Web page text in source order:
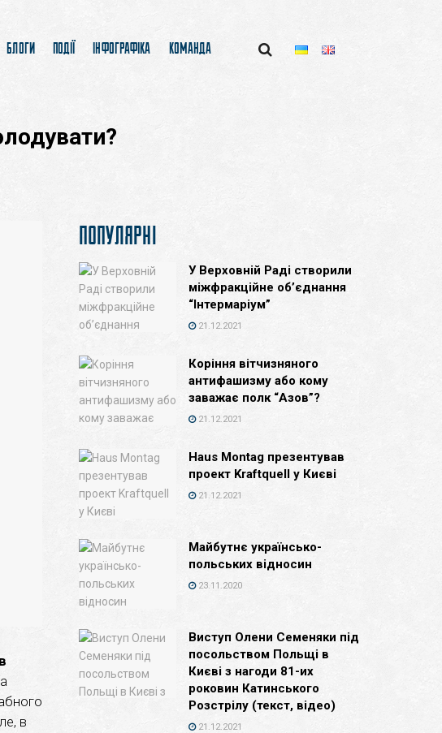
БЛОГИ ПОДІЇ ІНФОГРАФІКА КОМАНДА
в
ПОПУЛЯРНІ
У Верховній Раді створили
міжфракційне об’єднання
“Інтермаріум”
21.12.2021
Коріння вітчизняного
антифашизму або кому
заважає полк “Азов”?
21.12.2021
Haus Montag презентував
проект Kraftquell у Києві
21.12.2021
Майбутнє українсько-
польських відносин
23.11.2020
Виступ Олени Семеняки під
посольством Польщі в
Києві з нагоди 81-их
роковин Катинського
Розстрілу (текст, відео)
21.12.2021